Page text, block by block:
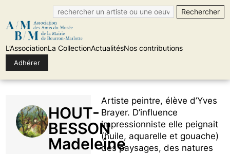
content
L’AssociationLa CollectionActualitésNos contributions
Adhérer
Artiste peintre, élève d’Yves
Brayer. D’influence
impressionniste elle peignait
(huile, aquarelle et gouache)
des paysages, des natures
HOUT-
BESSON
Madeleine